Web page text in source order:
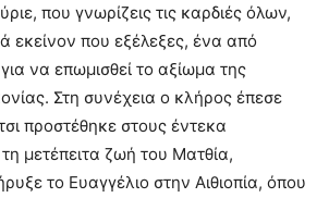
που γνωρίζεις τις καρδιές όλων,
που εξέλεξες, ένα από
να επωμισθεί το αξίωμα της
Στη συνέχεια ο κλήρος έπεσε
προστέθηκε στους έντεκα
μετέπειτα ζωή του Ματθία,
το Ευαγγέλιο στην Αιθιοπία, όπου